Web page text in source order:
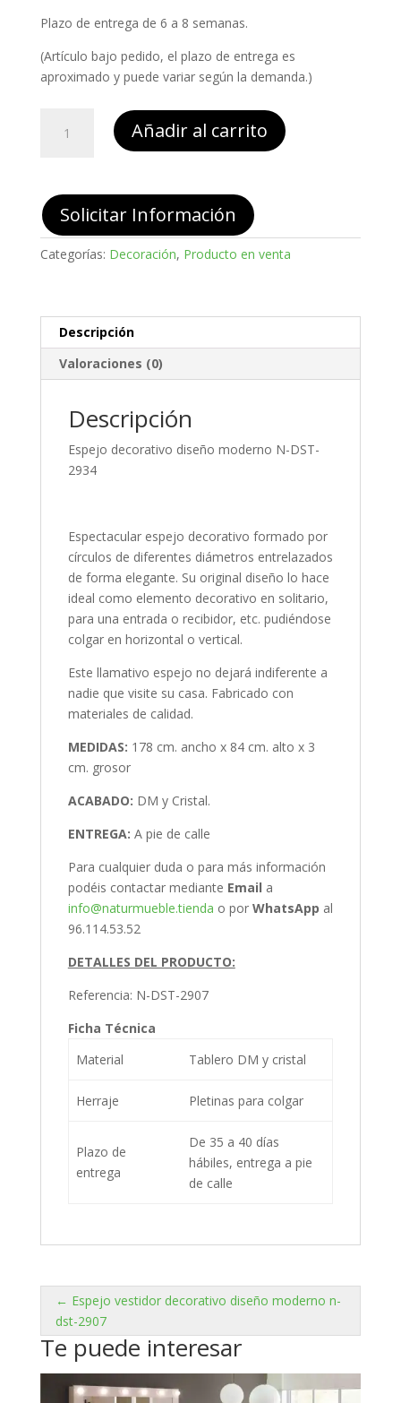
Plazo de entrega de 6 a 8 semanas.
(Artículo bajo pedido, el plazo de entrega es
aproximado y puede variar según la demanda.)
decorativo
n-
dst-
2934
cantidad
Añadir al carrito
Solicitar Información
Categorías: Decoración, Producto en venta
Descripción
Valoraciones (0)
Descripción
Espejo decorativo diseño moderno N-DST-
2934
Espectacular espejo decorativo formado por
círculos de diferentes diámetros entrelazados
de forma elegante. Su original diseño lo hace
ideal como elemento decorativo en solitario,
para una entrada o recibidor, etc. pudiéndose
colgar en horizontal o vertical.
Este llamativo espejo no dejará indiferente a
nadie que visite su casa. Fabricado con
materiales de calidad.
MEDIDAS: 178 cm. ancho x 84 cm. alto x 3
cm. grosor
ACABADO: DM y Cristal.
ENTREGA: A pie de calle
Para cualquier duda o para más información
podéis contactar mediante Email a
info@naturmueble.tienda o por WhatsApp al
96.114.53.52
DETALLES DEL PRODUCTO:
Referencia: N-DST-2907
Ficha Técnica
Material
Tablero DM y cristal
Herraje Pletinas para colgar
Plazo de
entrega
De 35 a 40 días
hábiles, entrega a pie
de calle
← Espejo vestidor decorativo diseño moderno n-
dst-2907
Te puede interesar